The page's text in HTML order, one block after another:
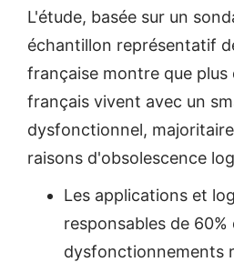
L'étude, basée sur un
échantillon représentatif
française montre que plus
français vivent avec un
dysfonctionnel,
raisons d'obsolescence
Les applications et
responsables de 60%
dysfonctionnements